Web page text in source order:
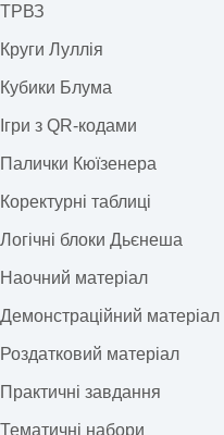
ТРВЗ
Круги Луллія
Кубики Блума
Ігри з QR-кодами
Палички Кюїзенера
Коректурні таблиці
Логічні блоки Дьєнеша
Наочний матеріал
Демонстраційний матеріал
Роздатковий матеріал
Практичні завдання
Тематичні набори